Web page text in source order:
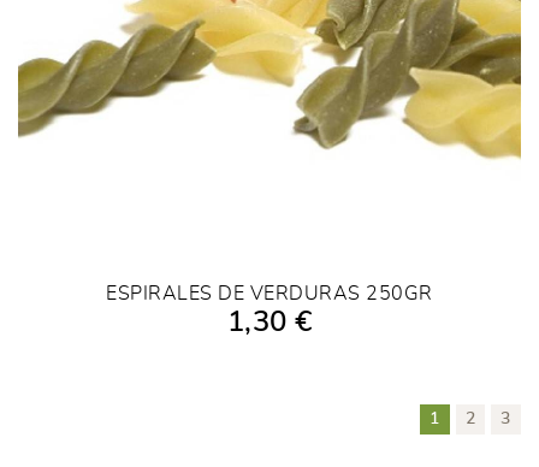
AÑADIR A LA COMPRA
ESPIRALES DE VERDURAS 250GR
1,30 €
1 2 3